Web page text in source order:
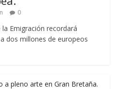
0
Emigración recordará
dos millones de europeos
a pleno arte en Gran Bretaña.